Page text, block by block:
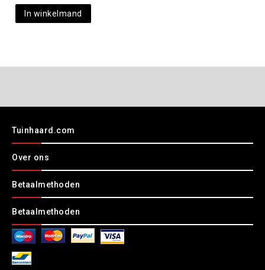
In winkelmand
Tuinhaard.com
Over ons
Betaalmethoden
Betaalmethoden